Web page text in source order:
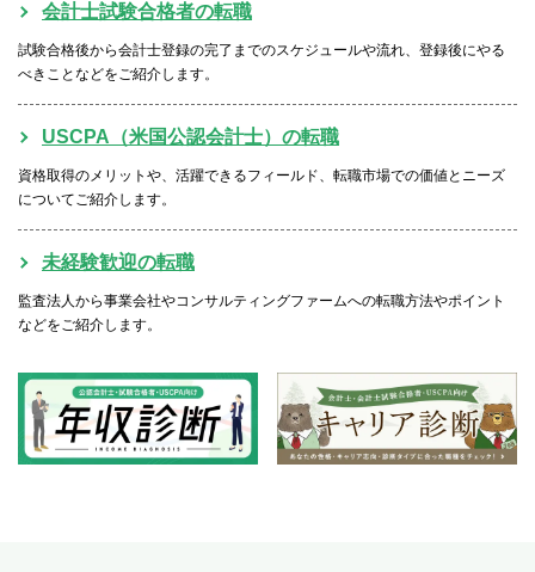
会計士試験合格者の転職
試験合格後から会計士登録の完了までのスケジュールや流れ、登録後にやる
べきことなどをご紹介します。
USCPA（米国公認会計士）の転職
資格取得のメリットや、活躍できるフィールド、転職市場での価値とニーズ
についてご紹介します。
未経験歓迎の転職
監査法人から事業会社やコンサルティングファームへの転職方法やポイント
などをご紹介します。